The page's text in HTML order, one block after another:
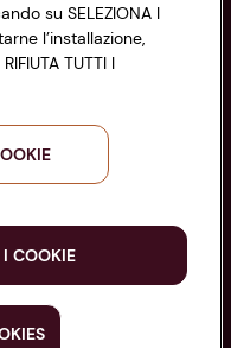
su SELEZIONA I
l’installazione,
TUTTI I
COOKIE